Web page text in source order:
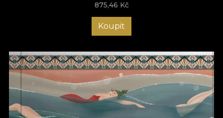
875,46 Kč
Koupit